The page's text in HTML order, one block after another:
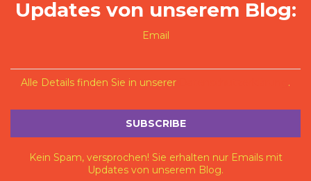
Updates von unserem Blog:
Email
Alle Details finden Sie in unserer .
Kein Spam, versprochen! Sie erhalten nur Emails mit
Updates von unserem Blog.